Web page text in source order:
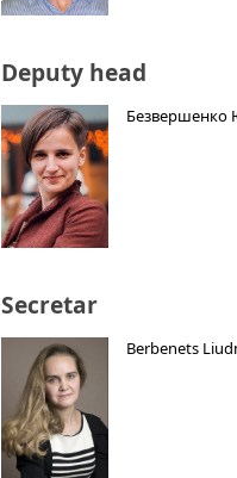
Deputy head
Безвершенко
Secretar
Berbenets